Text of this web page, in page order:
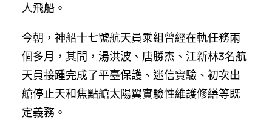
人飛船。
今朝，神船十七號航天員乘組曾經在軌任務兩
個多月，其間，湯洪波、唐勝杰、江新林3名航
天員接踵完成了平臺保護、迷信實驗、初次出
艙停止天和焦點艙太陽翼實驗性維護修繕等既
定義務。